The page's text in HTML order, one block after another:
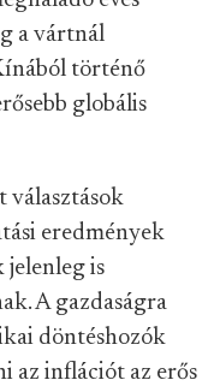
a vártnál
történő
globális
választások
eredmények
is
A gazdaságra
döntéshozók
az inflációt az erős